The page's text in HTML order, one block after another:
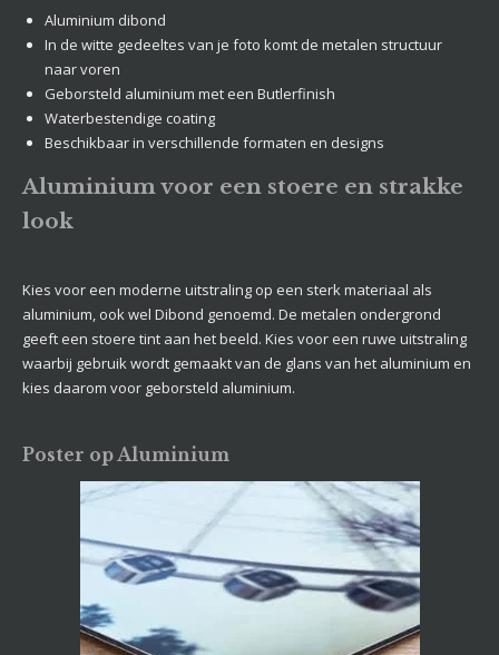
Aluminium dibond
In de witte gedeeltes van je foto komt de metalen structuur
naar voren
Geborsteld aluminium met een Butlerfinish
Waterbestendige coating
Beschikbaar in verschillende formaten en designs
Aluminium voor een stoere en strakke
look
Kies voor een moderne uitstraling op een sterk materiaal als
aluminium, ook wel Dibond genoemd. De metalen ondergrond
geeft een stoere tint aan het beeld. Kies voor een ruwe uitstraling
waarbij gebruik wordt gemaakt van de glans van het aluminium en
kies daarom voor geborsteld aluminium.
Poster op Aluminium